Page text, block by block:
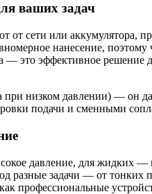
ваших задач
сети или аккумулятора,
нанесение,
это эффективное
низком давлении) — он
подачи и сменными
давление, для жидких
разные задачи — от
профессиональные